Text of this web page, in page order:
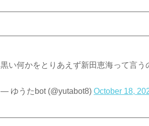
黒い何かをとりあえず新田恵海って言
— ‍ゆうたbot (@yutabot8)October 18,